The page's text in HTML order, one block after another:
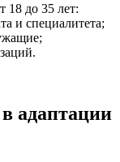
18 до 35 лет:
и специалитета;
адаптации